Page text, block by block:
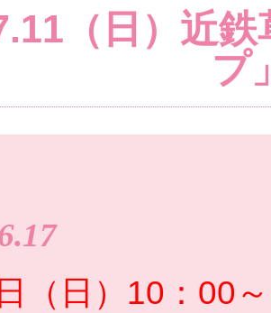
（日）近
プ
（日）10：00